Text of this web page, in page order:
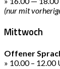
(nur mit
Mittwoch
Offener
» 10.00 –